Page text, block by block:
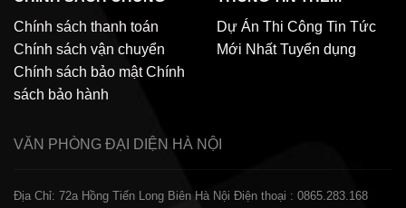
Chính sách thanh toán
Chính sách vận chuyển
Chính sách bảo mật Chính
sách bảo hành
Dự Án Thi Công Tin Tức
Mới Nhất Tuyển dụng
VĂN PHÒNG ĐẠI DIỆN HÀ NỘI
Địa Chỉ: 72a Hồng Tiến Long Biên Hà Nội Điện thoại : 0865.283.168